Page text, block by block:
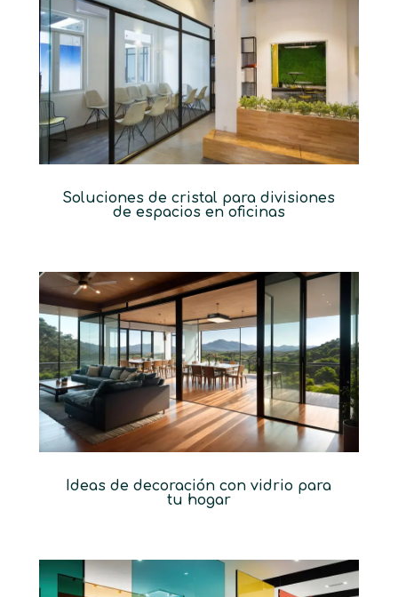
Soluciones de cristal para divisiones
de espacios en oficinas
Ideas de decoración con vidrio para
tu hogar